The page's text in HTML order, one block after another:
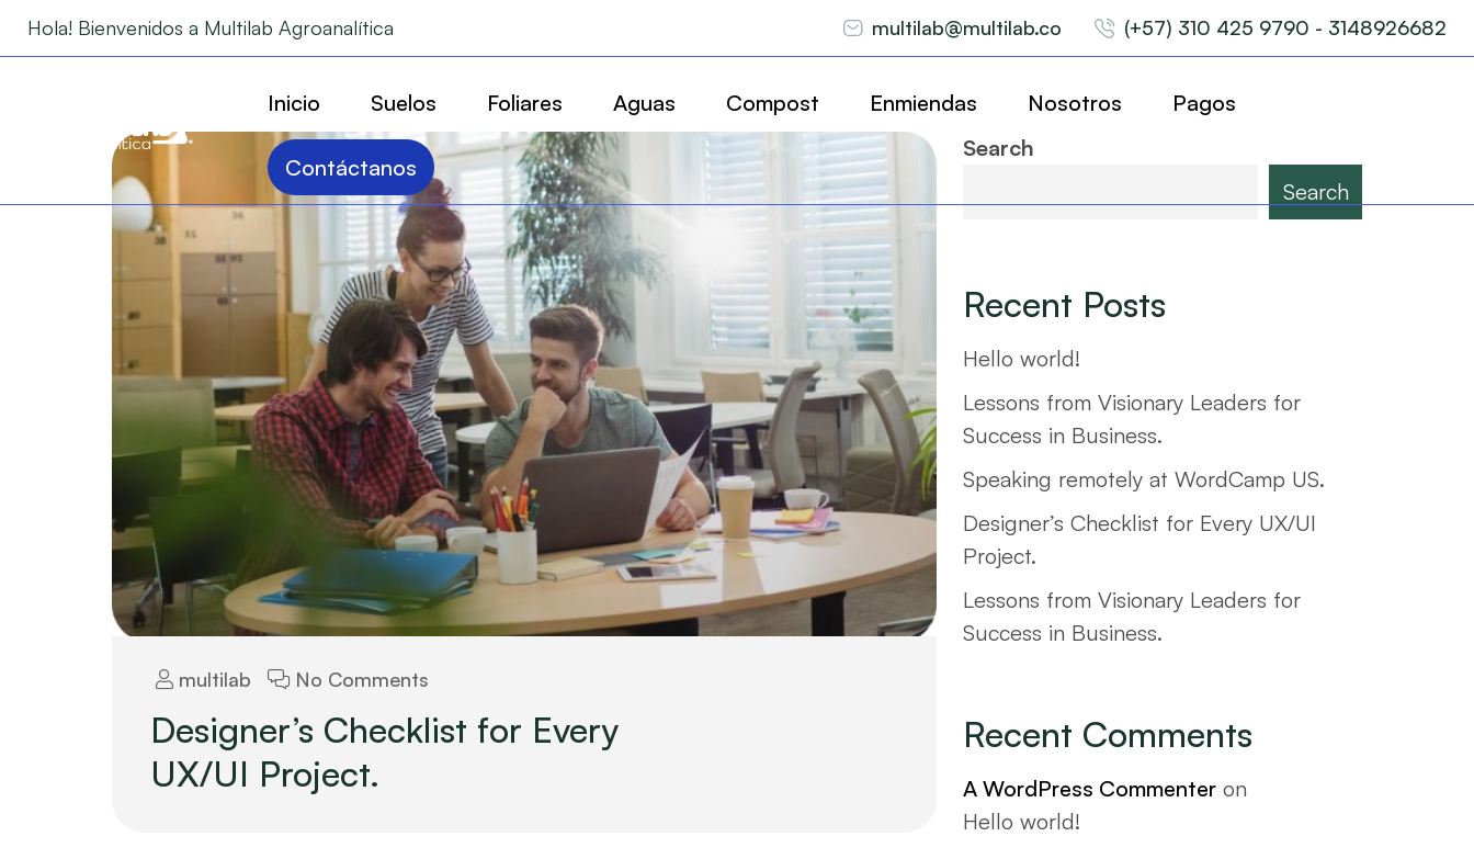
Hola! Bienvenidos a Multilab Agroanalítica multilab@multilab.co (+57) 310 425 9790 - 3148926682
Inicio Suelos Foliares Aguas Compost Enmiendas Nosotros Pagos
Contáctanos
multilab No Comments
Designer’s Checklist for Every
UX/UI Project.
Search
Search
Recent Posts
Hello world!
Lessons from Visionary Leaders for
Success in Business.
Speaking remotely at WordCamp US.
Designer’s Checklist for Every UX/UI
Project.
Lessons from Visionary Leaders for
Success in Business.
Recent Comments
A WordPress Commenter on
Hello world!